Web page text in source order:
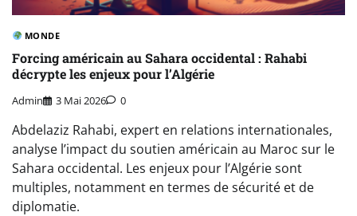
MONDE
Forcing américain au Sahara occidental : Rahabi
décrypte les enjeux pour l’Algérie
Admin 3 Mai 2026 0
Abdelaziz Rahabi, expert en relations internationales,
analyse l’impact du soutien américain au Maroc sur le
Sahara occidental. Les enjeux pour l’Algérie sont
multiples, notamment en termes de sécurité et de
diplomatie.